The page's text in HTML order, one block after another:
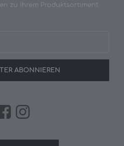
zu Ihrem Produktsortiment
ABONNIEREN